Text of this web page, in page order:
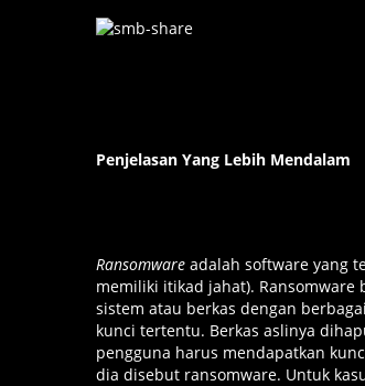
Penjelasan Yang Lebih Mendalam
Ransomware adalah software yang
memiliki itikad jahat). Ransomware
sistem atau berkas dengan
kunci tertentu. Berkas aslinya
pengguna harus mendapatkan
dia disebut ransomware. Untuk